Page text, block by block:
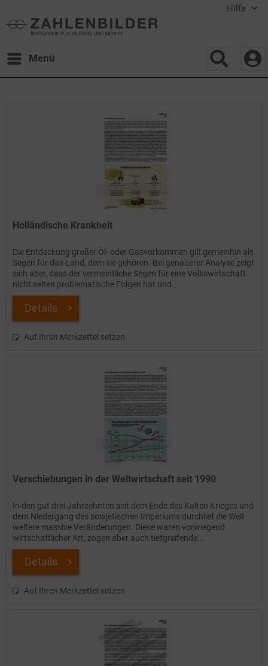
Hilfe
Menü
Holländische Krankheit
Die Entdeckung großer Öl- oder Gasvorkommen gilt gemeinhin als
Segen für das Land, dem sie gehören. Bei genauerer Analyse zeigt
sich aber, dass der vermeintliche Segen für eine Volkswirtschaft
nicht selten problematische Folgen hat und...
Details
Auf Ihren Merkzettel setzen
Verschiebungen in der Weltwirtschaft seit 1990
In den gut drei Jahrzehnten seit dem Ende des Kalten Krieges und
dem Niedergang des sowjetischen Imperiums durchlief die Welt
weitere massive Veränderungen. Diese waren vorwiegend
wirtschaftlicher Art, zogen aber auch tiefgreifende...
Details
Auf Ihren Merkzettel setzen